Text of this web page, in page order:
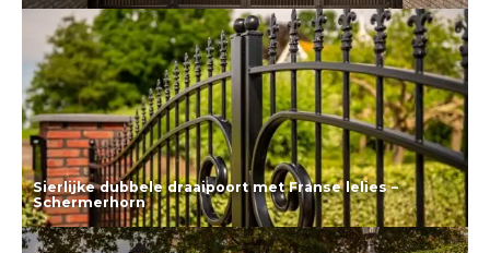
Lees meer
Sierlijke dubbele draaipoort met Franse lelies –
Schermerhorn